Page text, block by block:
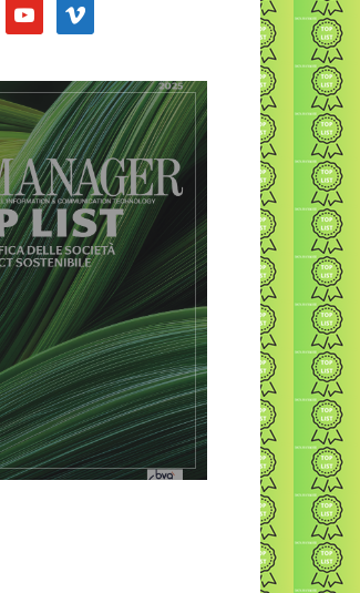
youtube vimeo